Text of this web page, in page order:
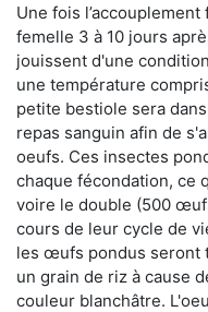
Une fois
femelle 3 à 10 jours
jouissent d'une
une température
petite bestiole sera
repas sanguin afin de
oeufs. Ces insectes
chaque fécondation, ce
voire le double (500
cours de leur cycle de
les œufs pondus seront
un grain de riz à cause
couleur blanchâtre.